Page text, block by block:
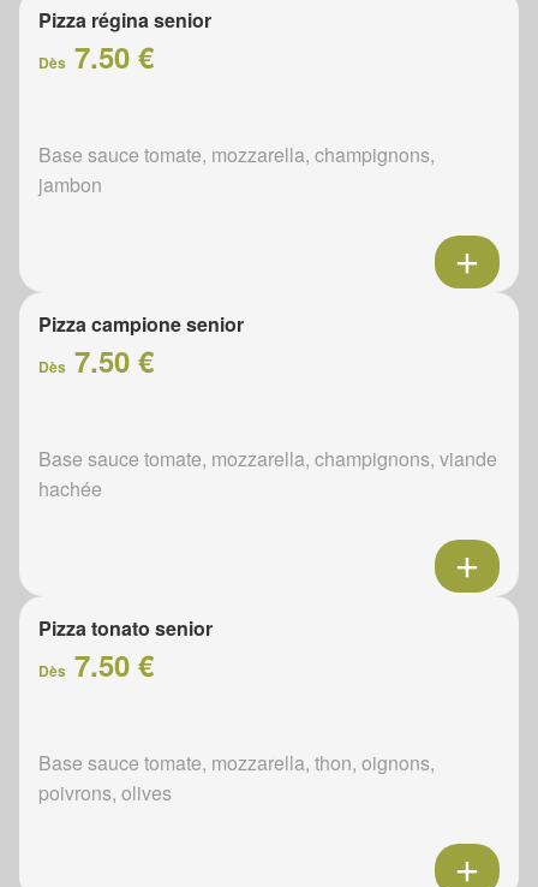
Pizza régina senior
Dès 7.50 €
Base sauce tomate, mozzarella, champignons,
jambon
Pizza campione senior
Dès 7.50 €
Base sauce tomate, mozzarella, champignons, viande
hachée
Pizza tonato senior
Dès 7.50 €
Base sauce tomate, mozzarella, thon, oignons,
poivrons, olives